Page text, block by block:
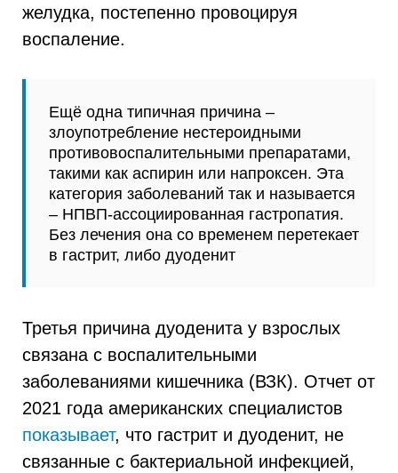
желудка, постепенно провоцируя
воспаление.
Ещё одна типичная причина –
злоупотребление нестероидными
противовоспалительными препаратами,
такими как аспирин или напроксен. Эта
категория заболеваний так и называется
– НПВП-ассоциированная гастропатия.
Без лечения она со временем перетекает
в гастрит, либо дуоденит
Третья причина дуоденита у взрослых
связана с воспалительными
заболеваниями кишечника (ВЗК). Отчет от
2021 года американских специалистов
показывает, что гастрит и дуоденит, не
связанные с бактериальной инфекцией,